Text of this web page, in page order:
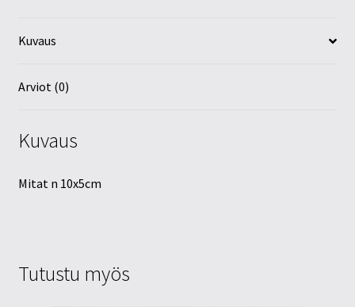
Kuvaus
Arviot (0)
Kuvaus
Mitat n 10x5cm
Tutustu myös